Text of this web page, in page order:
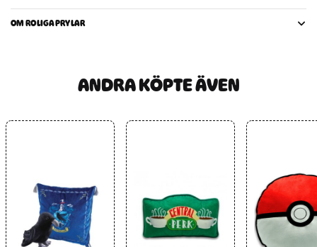
OM ROLIGAPRYLAR
ANDRA KÖPTE ÄVEN